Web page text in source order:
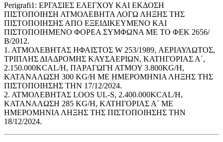
Perigrafi1: ΕΡΓΑΣΙΕΣ ΕΛΕΓΧΟΥ ΚΑΙ ΕΚΔΟΣΗ
ΠΙΣΤΟΠΟΙΗΣΗ ΑΤΜΟΛΕΒΗΤΑ ΛΟΓΩ ΛΗΞΗΣ ΤΗΣ
ΠΙΣΤΟΠΟΙΗΣΗΣ ΑΠΟ ΕΞΕΙΔΙΚΕΥΜΕΝΟ ΚΑΙ
ΠΙΣΤΟΠΟΙΗΜΕΝΟ ΦΟΡΕΑ ΣΥΜΦΩΝΑ ΜΕ ΤΟ ΦΕΚ 2656/
Β/2012.
1. ΑΤΜΟΛΕΒΗΤΑΣ ΗΦΑΙΣΤΟΣ W 253/1989, ΑΕΡΙΑΥΛΩΤΟΣ,
ΤΡΙΠΛΗΣ ΔΙΑΔΡΟΜΗΣ ΚΑΥΣΑΕΡΙΩΝ, ΚΑΤΗΓΟΡΙΑΣ Α΄,
2.150.000KCAL/H, ΠΑΡΑΓΩΓΗ ΑΤΜΟΥ 3.800KG/H,
ΚΑΤΑΝΑΛΩΣΗ 300 KG/H ΜΕ ΗΜΕΡΟΜΗΝΙΑ ΛΗΞΗΣ ΤΗΣ
ΠΙΣΤΟΠΟΙΗΣΗΣ ΤΗΝ 17/12/2024.
2. ΑΤΜΟΛΕΒΗΤΑΣ LOOS UL-S, 2.400.000KCAL/H,
ΚΑΤΑΝΑΛΩΣΗ 285 KG/H, ΚΑΤΗΓΟΡΙΑΣ Α΄ ΜΕ
ΗΜΕΡΟΜΗΝΙΑ ΛΗΞΗΣ ΤΗΣ ΠΙΣΤΟΠΟΙΗΣΗΣ ΤΗΝ
18/12/2024.